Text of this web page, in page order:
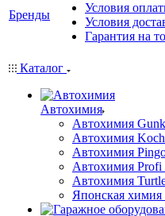
Бренды
Условия
Условия
Гарантия на
Каталог
Автохимия
Автохимия Gunk
Автохимия
Автохимия
Автохимия Profi
Автохимия
Японская химия